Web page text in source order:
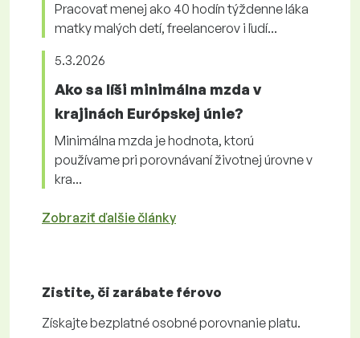
Pracovať menej ako 40 hodín týždenne láka
matky malých detí, freelancerov i ľudí...
5.3.2026
Ako sa líši minimálna mzda v
krajinách Európskej únie?
Minimálna mzda je hodnota, ktorú
používame pri porovnávaní životnej úrovne v
kra...
Zobraziť ďalšie články
Zistite, či zarábate férovo
Získajtebezplatnéosobné porovnanie platu.